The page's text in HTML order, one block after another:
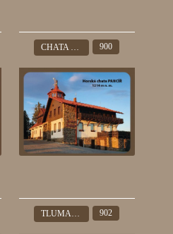
CHATA PANCÍŘ 900
TLUMAČOV 902